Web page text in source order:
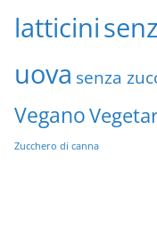
latticini
uova senza
Vegano
Zucchero di canna